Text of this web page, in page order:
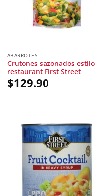
ABARROTES
Crutones sazonados estilo
restaurant First Street
$129.90